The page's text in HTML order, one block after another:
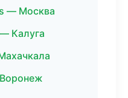
— Москва
Калуга